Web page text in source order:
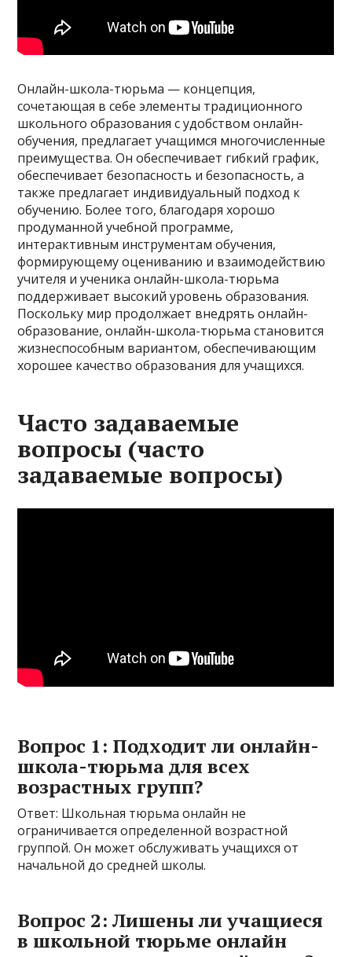
Онлайн-школа-тюрьма — концепция,
сочетающая в себе элементы традиционного
школьного образования с удобством онлайн-
обучения, предлагает учащимся многочисленные
преимущества. Он обеспечивает гибкий график,
обеспечивает безопасность и безопасность, а
также предлагает индивидуальный подход к
обучению. Более того, благодаря хорошо
продуманной учебной программе,
интерактивным инструментам обучения,
формирующему оцениванию и взаимодействию
учителя и ученика онлайн-школа-тюрьма
поддерживает высокий уровень образования.
Поскольку мир продолжает внедрять онлайн-
образование, онлайн-школа-тюрьма становится
жизнеспособным вариантом, обеспечивающим
хорошее качество образования для учащихся.
Часто задаваемые
вопросы (часто
задаваемые вопросы)
Вопрос 1: Подходит ли онлайн-
школа-тюрьма для всех
возрастных групп?
Ответ: Школьная тюрьма онлайн не
ограничивается определенной возрастной
группой. Он может обслуживать учащихся от
начальной до средней школы.
Вопрос 2: Лишены ли учащиеся
в школьной тюрьме онлайн